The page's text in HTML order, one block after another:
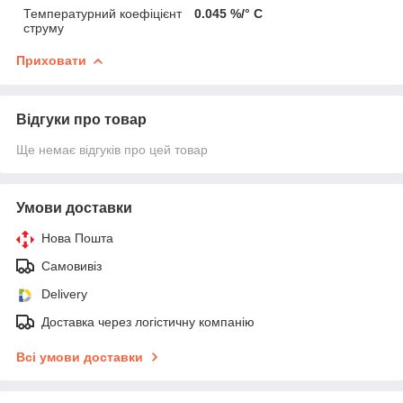
Температурний коефіцієнт
струму
0.045 %/° С
Приховати
Відгуки про товар
Ще немає відгуків про цей товар
Умови доставки
Нова Пошта
Самовивіз
Delivery
Доставка через логістичну компанію
Всі умови доставки